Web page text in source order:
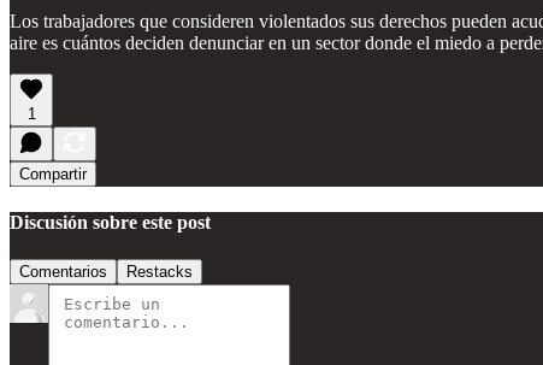
Los trabajadores que consideren violentados sus derechos pueden
aire es cuántos deciden denunciar en un sector donde el miedo a
1
Compartir
Discusión sobre este post
Comentarios Restacks